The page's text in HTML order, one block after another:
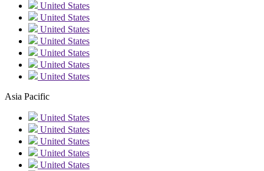
United States
United States
United States
United States
United States
United States
United States
Asia Pacific
United States
United States
United States
United States
United States